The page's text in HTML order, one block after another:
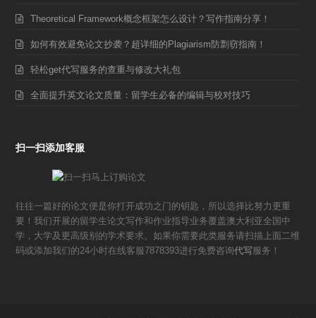
Theoretical Framework概念框架怎么设计？写作指南分享！
如何有效避免论文抄袭？超详细的Plagiarism防剽窃指南！
轻松get代写服务的查重与修改大礼包
全面提升英文论文质量：留学生必备的编辑与校对技巧
扫一扫添加客服
往往一篇好的论文便是你打开成功之门的钥匙，所以选择比努力更重
要！我们开展的留学生论文写作和作业指导业务覆盖澳大利亚全国中
学，大学及更高级别的学术要求。如果你需要此类服务请扫描上面二维
码或添加我们的24小时在线客服7878393进行免费咨询代写服务！